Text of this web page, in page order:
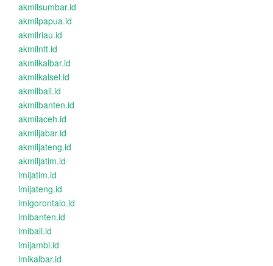
akmilsumbar.id
akmilpapua.id
akmilriau.id
akmilntt.id
akmilkalbar.id
akmilkalsel.id
akmilbali.id
akmilbanten.id
akmilaceh.id
akmiljabar.id
akmiljateng.id
akmiljatim.id
imijatim.id
imijateng.id
imigorontalo.id
imibanten.id
imibali.id
imijambi.id
imikalbar.id